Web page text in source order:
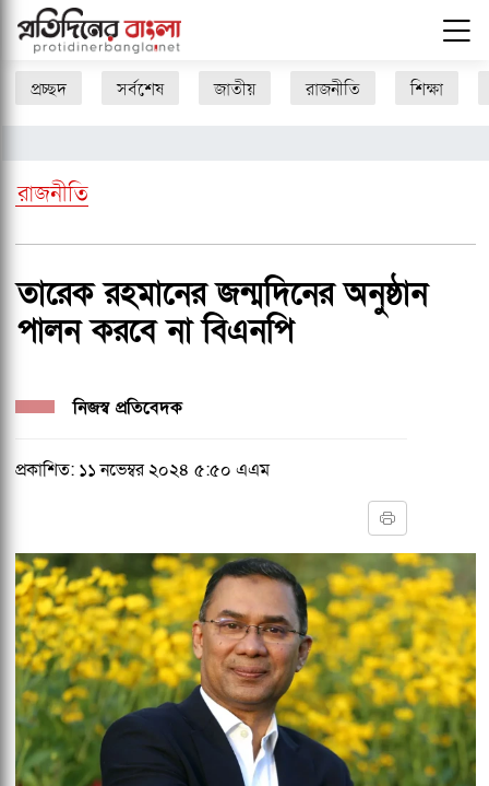
প্রচ্ছদ সর্বশেষ জাতীয় রাজনীতি শিক্ষা
রাজনীতি
তারেক রহমানের জন্মদিনের অনুষ্ঠান
পালন করবে না বিএনপি
নিজস্ব প্রতিবেদক
প্রকাশিত: ১১ নভেম্বর ২০২৪ ৫:৫০ এএম